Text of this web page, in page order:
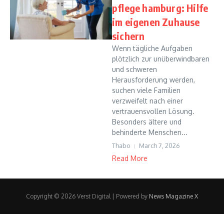
pflege hamburg: Hilfe
im eigenen Zuhause
sichern
Wenn tägliche Aufgaben
plötzlich zur unüberwindbaren
und schweren
Herausforderung werden,
suchen viele Familien
verzweifelt nach einer
vertrauensvollen Lösung.
Besonders ältere und
behinderte Menschen...
Thabo March 7, 2026
Read More
Copyright © 2026 Verst Digital | Powered by News Magazine X